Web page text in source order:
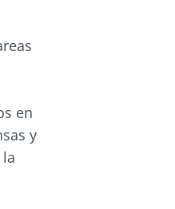
en
y